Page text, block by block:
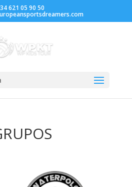
621 05 90 50